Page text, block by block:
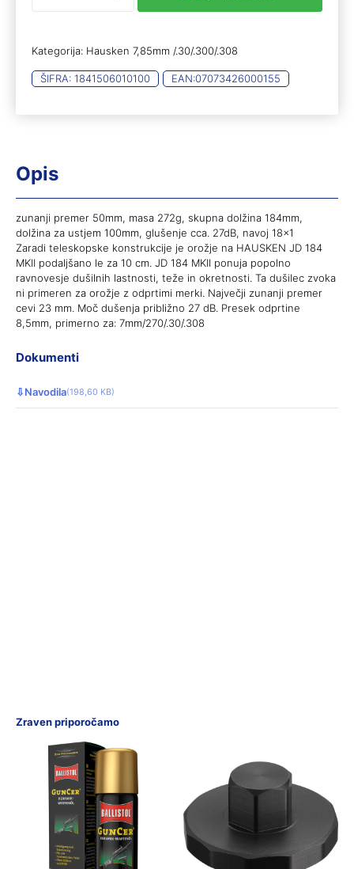
količina
Kategorija: Hausken 7,85mm /.30/.300/.308
ŠIFRA: 1841506010100 EAN:07073426000155
Opis
zunanji premer 50mm, masa 272g, skupna dolžina 184mm,
dolžina za ustjem 100mm, glušenje cca. 27dB, navoj 18×1
Zaradi teleskopske konstrukcije je orožje na HAUSKEN JD 184
MKII podaljšano le za 10 cm. JD 184 MKII ponuja popolno
ravnovesje dušilnih lastnosti, teže in okretnosti. Ta dušilec zvoka
ni primeren za orožje z odprtimi merki. Največji zunanji premer
cevi 23 mm. Moč dušenja približno 27 dB. Presek odprtine
8,5mm, primerno za: 7mm/270/.30/.308
Dokumenti
⇩Navodila(198,60 KB)
Zraven priporočamo